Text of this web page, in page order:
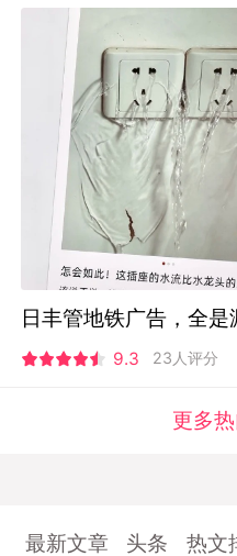
日丰管地铁广告，全
9.3 23人评分
更多
最新文章 头条 热文